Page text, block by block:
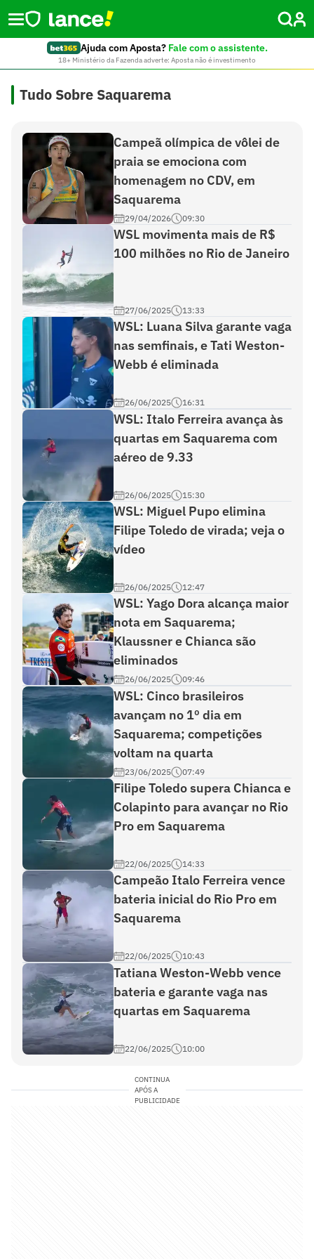
Ajuda com Aposta? Fale com o assistente.
18+ Ministério da Fazenda adverte: Aposta não é investimento
Tudo Sobre Saquarema
Campeã olímpica de vôlei de
praia se emociona com
homenagem no CDV, em
Saquarema
29/04/2026 09:30
WSL movimenta mais de R$
100 milhões no Rio de Janeiro
27/06/2025 13:33
WSL: Luana Silva garante vaga
nas semfinais, e Tati Weston-
Webb é eliminada
26/06/2025 16:31
WSL: Italo Ferreira avança às
quartas em Saquarema com
aéreo de 9.33
26/06/2025 15:30
WSL: Miguel Pupo elimina
Filipe Toledo de virada; veja o
vídeo
26/06/2025 12:47
WSL: Yago Dora alcança maior
nota em Saquarema;
Klaussner e Chianca são
eliminados
26/06/2025 09:46
WSL: Cinco brasileiros
avançam no 1º dia em
Saquarema; competições
voltam na quarta
23/06/2025 07:49
Filipe Toledo supera Chianca e
Colapinto para avançar no Rio
Pro em Saquarema
22/06/2025 14:33
Campeão Italo Ferreira vence
bateria inicial do Rio Pro em
Saquarema
22/06/2025 10:43
Tatiana Weston-Webb vence
bateria e garante vaga nas
quartas em Saquarema
22/06/2025 10:00
CONTINUA
APÓS A
PUBLICIDADE